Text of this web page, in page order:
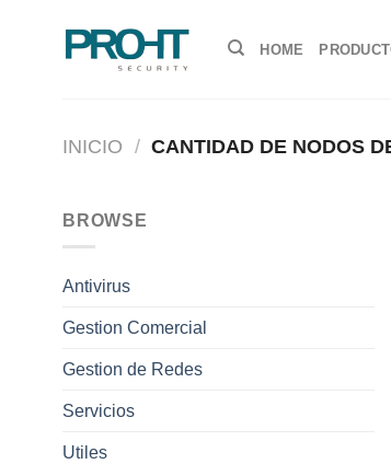
HOME
INICIO / CANTIDAD DE NODOS
BROWSE
Antivirus
Gestion Comercial
Gestion de Redes
Servicios
Utiles